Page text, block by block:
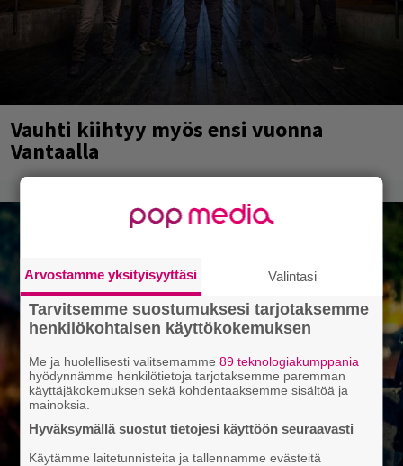
Vauhti kiihtyy myös ensi vuonna
Vantaalla
Arvostamme yksityisyyttäsi Valintasi
Tarvitsemme suostumuksesi tarjotaksemme
henkilökohtaisen käyttökokemuksen
Me ja huolellisesti valitsemamme89 teknologiakumppania
hyödynnämme henkilötietoja tarjotaksemme paremman
käyttäjäkokemuksen sekä kohdentaaksemme sisältöä ja
mainoksia.
Hyväksymällä suostut tietojesi käyttöön seuraavasti
Käytämme laitetunnisteita ja tallennamme evästeitä